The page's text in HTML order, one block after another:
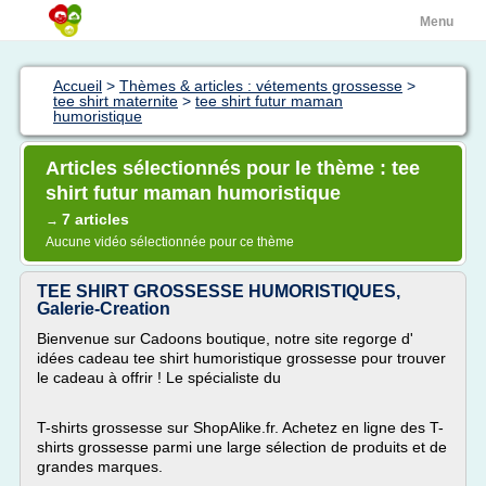
Menu
Accueil > Thèmes & articles : vétements grossesse >
tee shirt maternite > tee shirt futur maman
humoristique
Articles sélectionnés pour le thème : tee
shirt futur maman humoristique
→ 7 articles
Aucune vidéo sélectionnée pour ce thème
TEE SHIRT GROSSESSE HUMORISTIQUES,
Galerie-Creation
Bienvenue sur Cadoons boutique, notre site regorge d'
idées cadeau tee shirt humoristique grossesse pour trouver
le cadeau à offrir ! Le spécialiste du
T-shirts grossesse sur ShopAlike.fr. Achetez en ligne des T-
shirts grossesse parmi une large sélection de produits et de
grandes marques.